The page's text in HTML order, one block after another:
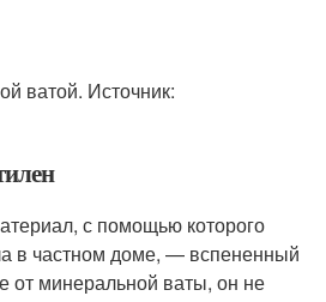
ватой. Источник:
с помощью которого
в частном доме, — вспененный
от минеральной ваты, он не